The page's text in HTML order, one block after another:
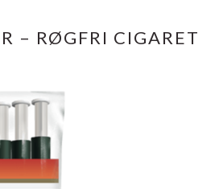
– RØGFRI CIGARET